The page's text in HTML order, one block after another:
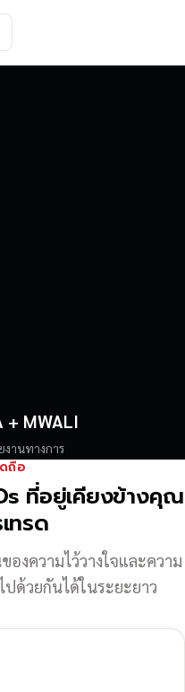
Multi-
+ MWALI
านทางการ
ถือ
ที่อยู่เคียงข้างคุณ
ทรด
งความไว้วางใจและความ
ปด้วยกันได้ในระยะยาว